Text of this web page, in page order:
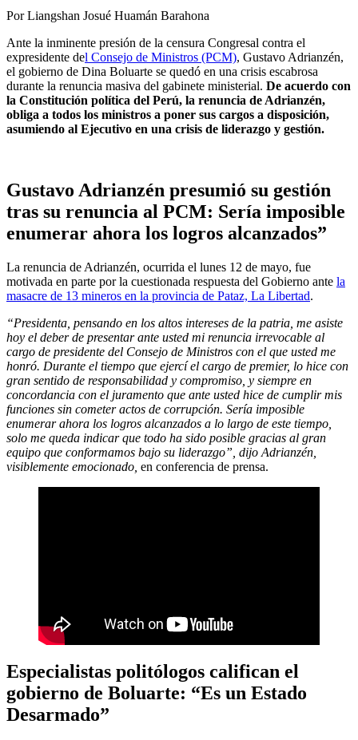
Por Liangshan Josué Huamán Barahona
Ante la inminente presión de la censura Congresal contra el
expresidente del Consejo de Ministros (PCM), Gustavo Adrianzén,
el gobierno de Dina Boluarte se quedó en una crisis escabrosa
durante la renuncia masiva del gabinete ministerial. De acuerdo con
la Constitución política del Perú, la renuncia de Adrianzén,
obliga a todos los ministros a poner sus cargos a disposición,
asumiendo al Ejecutivo en una crisis de liderazgo y gestión.
Gustavo Adrianzén presumió su gestión
tras su renuncia al PCM: Sería imposible
enumerar ahora los logros alcanzados”
La renuncia de Adrianzén, ocurrida el lunes 12 de mayo, fue
motivada en parte por la cuestionada respuesta del Gobierno ante la
masacre de 13 mineros en la provincia de Pataz, La Libertad.
“Presidenta, pensando en los altos intereses de la patria, me asiste
hoy el deber de presentar ante usted mi renuncia irrevocable al
cargo de presidente del Consejo de Ministros con el que usted me
honró. Durante el tiempo que ejercí el cargo de premier, lo hice con
gran sentido de responsabilidad y compromiso, y siempre en
concordancia con el juramento que ante usted hice de cumplir mis
funciones sin cometer actos de corrupción. Sería imposible
enumerar ahora los logros alcanzados a lo largo de este tiempo,
solo me queda indicar que todo ha sido posible gracias al gran
equipo que conformamos bajo su liderazgo”, dijo Adrianzén,
visiblemente emocionado, en conferencia de prensa.
Especialistas politólogos califican el
gobierno de Boluarte: “Es un Estado
Desarmado”